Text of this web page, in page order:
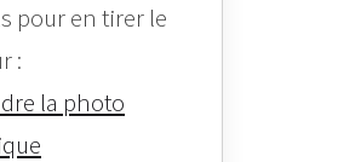
pour en tirer le
:
la photo